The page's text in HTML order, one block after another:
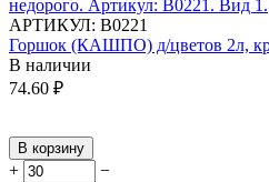
АРТИКУЛ: В0221
Горшок (КАШПО) д/цветов 2л,
В наличии
74.60 ₽
В корзину
+ −